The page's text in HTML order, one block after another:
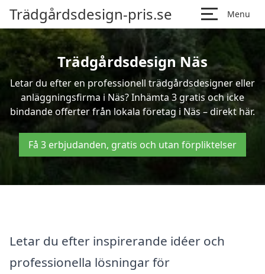
Trädgårdsdesign-pris.se Menu
Trädgårdsdesign Näs
Letar du efter en professionell trädgårdsdesigner eller
anläggningsfirma i Näs? Inhämta 3 gratis och icke
bindande offerter från lokala företag i Näs – direkt här.
Få 3 erbjudanden, gratis och utan förpliktelser
Letar du efter inspirerande idéer och
professionella lösningar för